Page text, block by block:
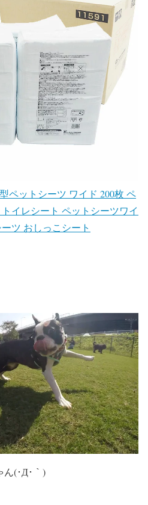
ペットシーツ ワイド 200枚 ペ
イレシート ペットシーツワイ
ツ おしっこシート
ん(･Д･｀)